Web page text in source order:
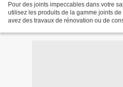
Pour des joints impeccables dans votre
utilisez les produits de la gamme joints
avez des travaux de rénovation ou de